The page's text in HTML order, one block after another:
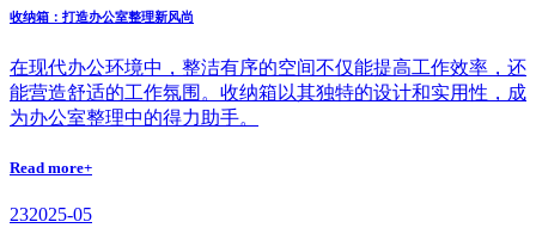
收纳箱：打造办公室整理新风尚
在现代办公环境中，整洁有序的空间不仅能提高工作效率，还
能营造舒适的工作氛围。收纳箱以其独特的设计和实用性，成
为办公室整理中的得力助手。
Read more+
232025-05